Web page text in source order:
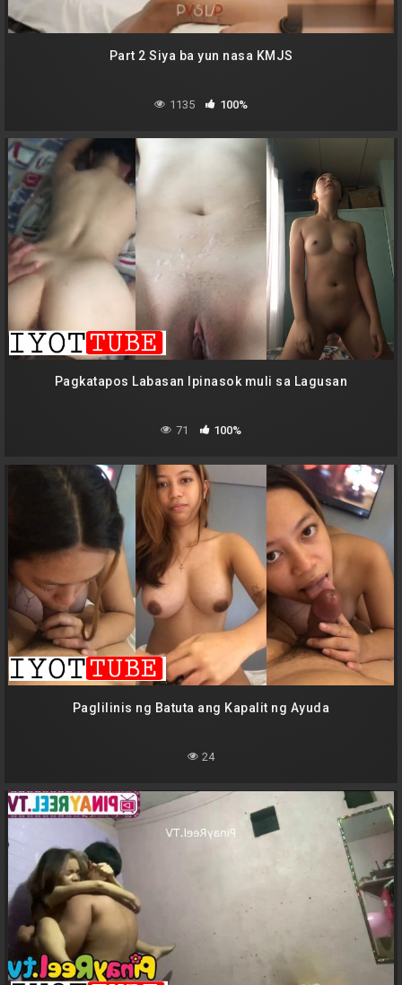
Part 2 Siya ba yun nasa KMJS
1135 100%
Pagkatapos Labasan Ipinasok muli sa Lagusan
71 100%
Paglilinis ng Batuta ang Kapalit ng Ayuda
24